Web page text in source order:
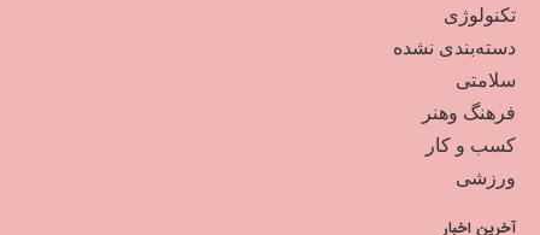
تکنولوژی
دسته‌بندی نشده
سلامتی
فرهنگ وهنر
کسب و کار
ورزشی
آخرین اخبار